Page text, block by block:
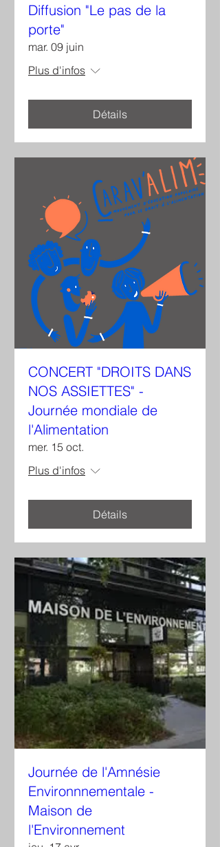
Diffusion "Le pas de la
porte"
mar. 09 juin
Plus d'infos
Détails
CONCERT "DROITS DANS
NOS ASSIETTES" -
Journée mondiale de
l'Alimentation
mer. 15 oct.
Plus d'infos
Détails
Journée de l'Amnésie
Environnnementale -
Maison de
l'Environnement